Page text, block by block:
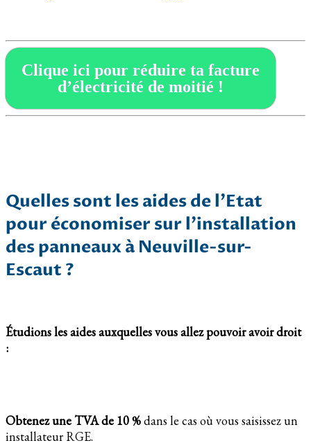
Clique ici pour réduire ta facture
d’électricité de moitié !
Quelles sont les aides de l’Etat
pour économiser sur l’installation
des panneaux à Neuville-sur-
Escaut ?
Étudions les aides auxquelles vous allez pouvoir avoir droit
:
Obtenez une TVA de 10 %dans le cas où vous saisissez un
installateur RGE.